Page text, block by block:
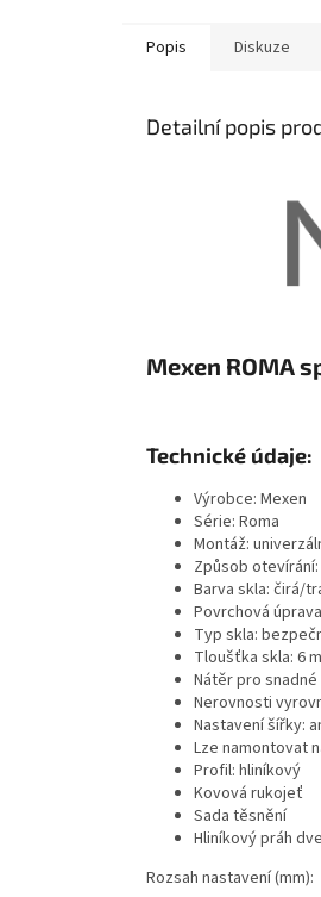
Popis Diskuze
Detailní popis
Mexen ROMA
Technické údaje:
Výrobce: Mexen
Série: Roma
Montáž:
Způsob
Barva skla: čirá/
Povrchová
Typ skla:
Tloušťka skla: 6
Nátěr pro
Nerovnosti
Nastavení šířky:
Lze namontovat
Profil: hliníkový
Kovová rukojeť
Sada těsnění
Hliníkový práh
Rozsah nastavení (mm):